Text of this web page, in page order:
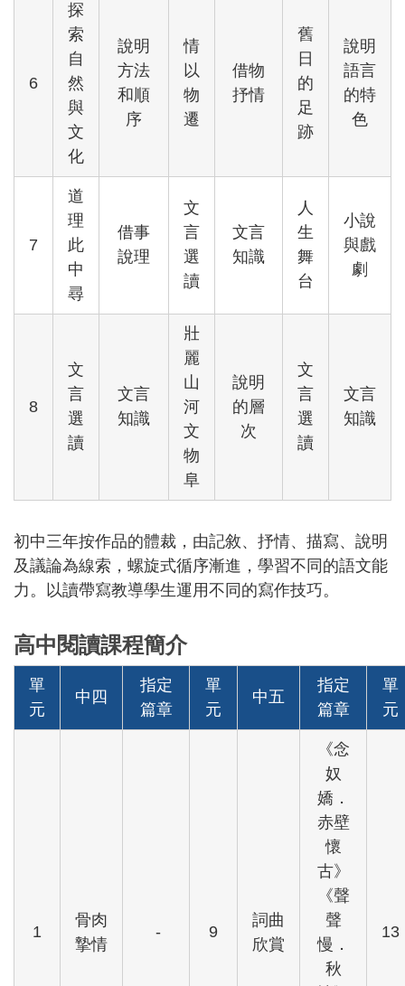
6
探
索
自
然
與
文
化
說明
方法
和順
序
情
以
物
遷
借物
抒情
舊
日
的
足
跡
說明
語言
的特
色
7
道
理
此
中
尋
借事
說理
文
言
選
讀
文言
知識
人
生
舞
台
小說
與戲
劇
8
文
言
選
讀
文言
知識
壯
麗
山
河
文
物
阜
說明
的層
次
文
言
選
讀
文言
知識
初中三年按作品的體裁，由記敘、抒情、描寫、說明
及議論為線索，螺旋式循序漸進，學習不同的語文能
力。以讀帶寫教導學生運用不同的寫作技巧。
高中閱讀課程簡介
單
元
中四
指定
篇章
單
元
中五
指定
篇章
單
元
1
骨肉
摯情
- 9
詞曲
欣賞
《念
奴
嬌．
赤壁
懷
古》
《聲
聲
慢．
秋
13